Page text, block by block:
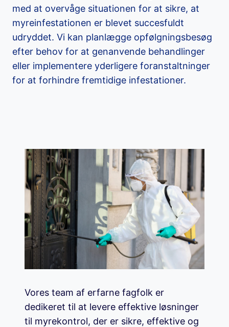
med at overvåge situationen for at sikre, at
myreinfestationen er blevet succesfuldt
udryddet. Vi kan planlægge opfølgningsbesøg
efter behov for at genanvende behandlinger
eller implementere yderligere foranstaltninger
for at forhindre fremtidige infestationer.
Vores team af erfarne fagfolk er
dedikeret til at levere effektive løsninger
til myrekontrol, der er sikre, effektive og